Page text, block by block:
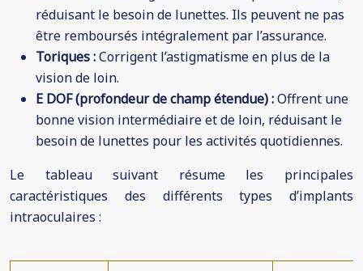
réduisant le besoin de lunettes. Ils peuvent ne pas
être remboursés intégralement par l’assurance.
Toriques :Corrigent l’astigmatisme en plus de la
vision de loin.
E DOF (profondeur de champ étendue) :Offrent une
bonne vision intermédiaire et de loin, réduisant le
besoin de lunettes pour les activités quotidiennes.
Le tableau suivant résume les principales
caractéristiques des différents types d’implants
intraoculaires :